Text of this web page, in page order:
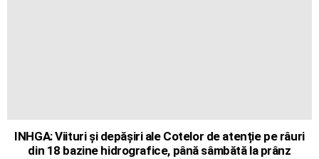
INHGA: Viituri și depășiri ale Cotelor de atenție pe râuri
din 18 bazine hidrografice, până sâmbătă la prânz